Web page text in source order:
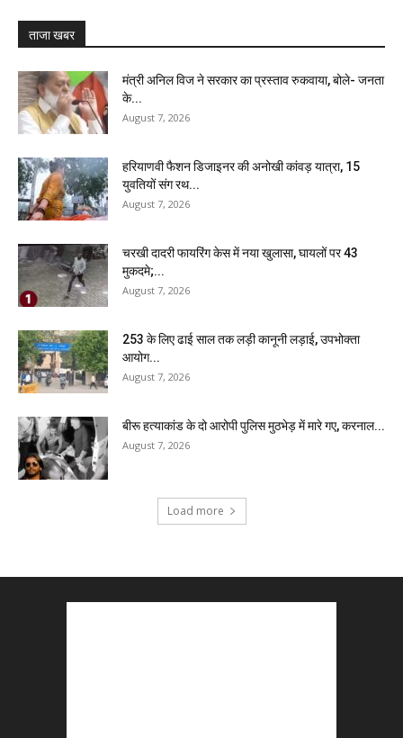
ताजा खबर
मंत्री अनिल विज ने सरकार का प्रस्ताव रुकवाया, बोले- जनता
के...
August 7, 2026
हरियाणवी फैशन डिजाइनर की अनोखी कांवड़ यात्रा, 15
युवतियों संग रथ...
August 7, 2026
चरखी दादरी फायरिंग केस में नया खुलासा, घायलों पर 43
मुकदमे;...
August 7, 2026
₹253 के लिए ढाई साल तक लड़ी कानूनी लड़ाई, उपभोक्ता
आयोग...
August 7, 2026
बीरू हत्याकांड के दो आरोपी पुलिस मुठभेड़ में मारे गए, करनाल...
August 7, 2026
Load more